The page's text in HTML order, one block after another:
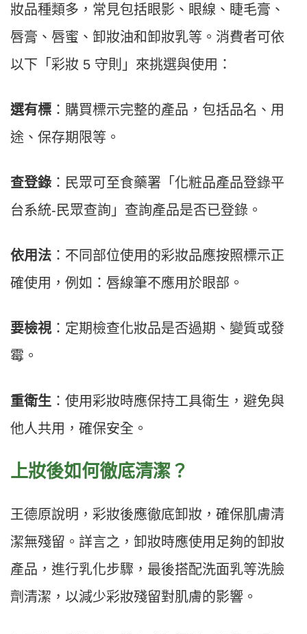
妝品種類多，常見包括眼影、眼線、睫毛膏、
唇膏、唇蜜、卸妝油和卸妝乳等。消費者可依
以下「彩妝 5 守則」來挑選與使用：
選有標 ：購買標示完整的產品，包括品名、用
途、保存期限等。
查登錄 ：民眾可至食藥署「化粧品產品登錄平
台系統-民眾查詢」查詢產品是否已登錄。
依用法 ：不同部位使用的彩妝品應按照標示正
確使用，例如：唇線筆不應用於眼部。
要檢視 ：定期檢查化妝品是否過期、變質或發
霉。
重衛生 ：使用彩妝時應保持工具衛生，避免與
他人共用，確保安全。
上妝後如何徹底清潔？
王德原說明，彩妝後應徹底卸妝，確保肌膚清
潔無殘留。詳言之，卸妝時應使用足夠的卸妝
產品，進行乳化步驟，最後搭配洗面乳等洗臉
劑清潔，以減少彩妝殘留對肌膚的影響。